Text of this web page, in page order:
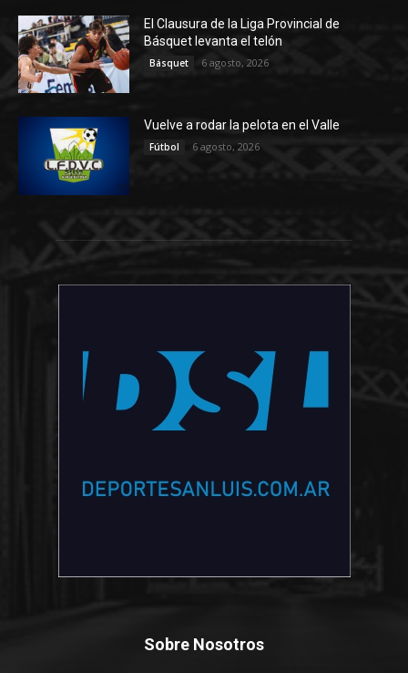
El Clausura de la Liga Provincial de
Básquet levanta el telón
Básquet 6 agosto, 2026
Vuelve a rodar la pelota en el Valle
Fútbol 6 agosto, 2026
Sobre Nosotros